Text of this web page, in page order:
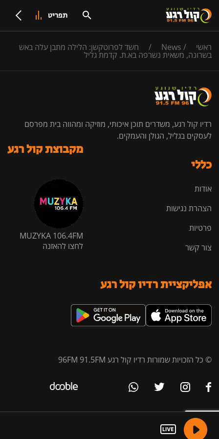
תפריט
ראשי /
News
/ חשד לפרוטקשן: הלילה מתבן עלה באש
בשרונה, משאית נשרפה בא.ת. קדמת גליל
רדיו קול רגע, משדרים תוכן איכותי, מוזיקה ומהווה בית מפרסם
לעסקים בגליל, הגולן והעמקים.
כללי
אודות
הצהרת נגישות
פרטיות
צור קשר
מקבוצת קול רגע
MUZYKA 106.4FM
לחצו להאזנה
אפליקציית רדיו קול רגע
© כל הזכויות שמורות רדיו קול רגע 96FM 91.5FM